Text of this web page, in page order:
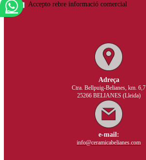
Accepto rebre informació comercial
Adreça
Ctra. Bellpuig-Belianes, km. 6,7
25266 BELIANES (Lleida)
e-mail:
info@ceramicabelianes.com